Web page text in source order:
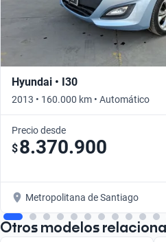
Hyundai • I30
2013 • 160.000 km • Automático
Precio desde
$8.370.900
Metropolitana de Santiago
Otros modelos